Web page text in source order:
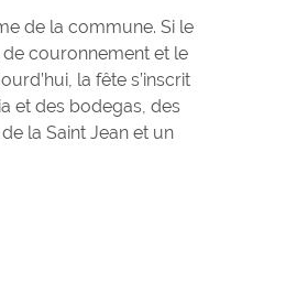
de la commune. Si le
couronnement et le
la fête s’inscrit
et des bodegas, des
la Saint Jean et un